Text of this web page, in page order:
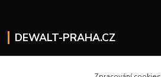
DEWALT-PRAHA.CZ
+420 224 936 535